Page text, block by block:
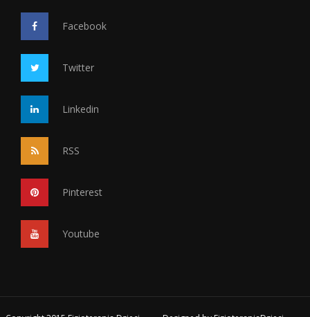
Facebook
Twitter
Linkedin
RSS
Pinterest
Youtube